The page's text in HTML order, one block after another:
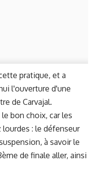
pratique, et a
l'ouverture d'une
de Carvajal.
bon choix, car les
: le défenseur
à savoir le
de finale aller, ainsi